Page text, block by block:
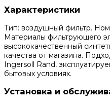
Характеристики
Тип: воздушный фильтр.
Материалы фильтрующего
высококачественный
качества от магазина.
Ingersoll Rand,
бытовых условиях.
Установка и